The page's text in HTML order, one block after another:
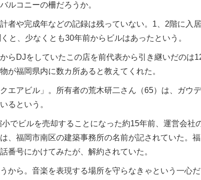
ルコニーの柵だろうか。
や完成年などの記録は残っていない。1、2階に入
と、少なくとも30年前からビルはあったという。
DJをしていたこの店を前代表から引き継いだのは
が福岡県内に数カ所あると教えてくれた。
アビル」。所有者の荒木研二さん（65）は、ガウ
るという。
でビルを売却することになった約15年前、運営会社
、福岡市南区の建築事務所の名前が記されていた。
番号にかけてみたが、解約されていた。
ら。音楽を表現する場所を守らなきゃという一心